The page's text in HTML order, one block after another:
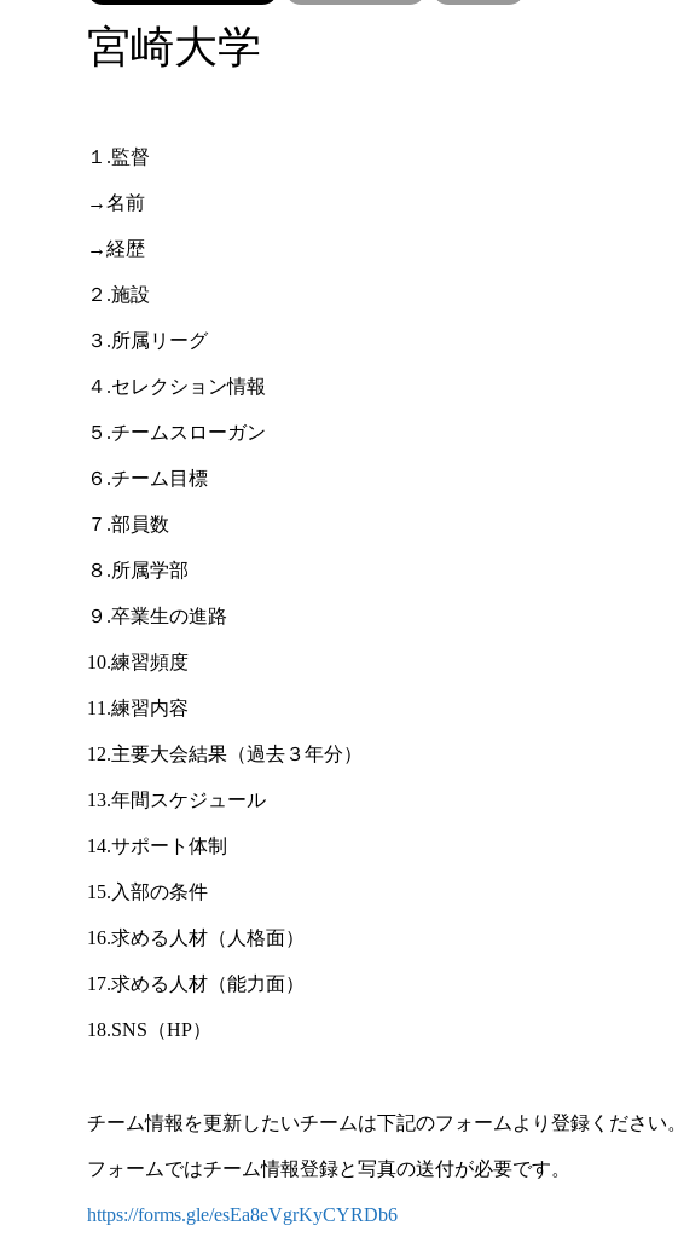
宮崎大学
１.監督
→名前
→経歴
２.施設
３.所属リーグ
４.セレクション情報
５.チームスローガン
６.チーム目標
７.部員数
８.所属学部
９.卒業生の進路
10.練習頻度
11.練習内容
12.主要大会結果（過去３年分）
13.年間スケジュール
14.サポート体制
15.入部の条件
16.求める人材（人格面）
17.求める人材（能力面）
18.SNS（HP）
チーム情報を更新したいチームは下記のフォームより登録ください。
フォームではチーム情報登録と写真の送付が必要です。
https://forms.gle/esEa8eVgrKyCYRDb6